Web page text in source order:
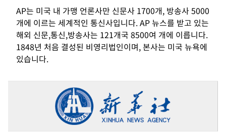
AP는 미국 내 가맹 언론사만 신문사 1700개, 방송사 5000
개에 이르는 세계적인 통신사입니다. AP 뉴스를 받고 있는
해외 신문,통신,방송사는 121개국 8500여 개에 이릅니다.
1848년 처음 결성된 비영리법인이며, 본사는 미국 뉴욕에
있습니다.